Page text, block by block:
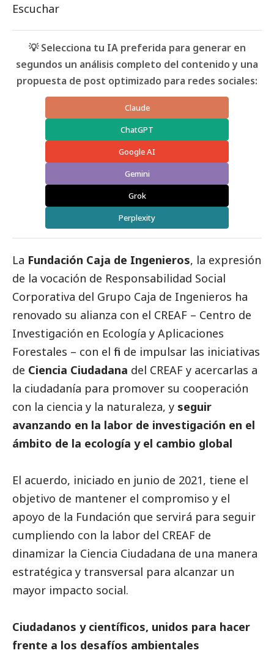
Escuchar
💡 Selecciona tu IA preferida para generar en
segundos un análisis completo del contenido y una
propuesta de post optimizado para redes sociales:
Claude
ChatGPT
Google AI
Gemini
Grok
Perplexity
La Fundación Caja de Ingenieros, la expresión
de la vocación de Responsabilidad Social
Corporativa del Grupo Caja de Ingenieros ha
renovado su alianza con el CREAF – Centro de
Investigación en Ecología y Aplicaciones
Forestales – con el fin de impulsar las iniciativas
de Ciencia Ciudadana del CREAF y acercarlas a
la ciudadanía para promover su cooperación
con la ciencia y la naturaleza, y seguir
avanzando en la labor de investigación en el
ámbito de la ecología y el cambio global
El acuerdo, iniciado en junio de 2021, tiene el
objetivo de mantener el compromiso y el
apoyo de la Fundación que servirá para seguir
cumpliendo con la labor del CREAF de
dinamizar la Ciencia Ciudadana de una manera
estratégica y transversal para alcanzar un
mayor impacto social.
Ciudadanos y científicos, unidos para hacer
frente a los desafíos ambientales